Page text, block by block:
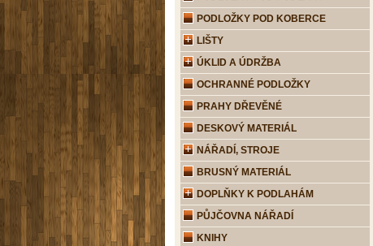
PODLOŽKY POD KOBERCE
LIŠTY
ÚKLID A ÚDRŽBA
OCHRANNÉ PODLOŽKY
PRAHY DŘEVĚNÉ
DESKOVÝ MATERIÁL
NÁŘADÍ, STROJE
BRUSNÝ MATERIÁL
DOPLŇKY K PODLAHÁM
PŮJČOVNA NÁŘADÍ
KNIHY